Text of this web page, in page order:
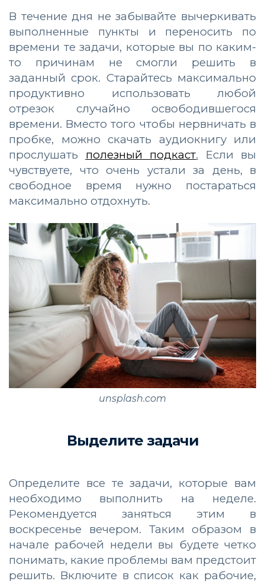
В течение дня не забывайте вычеркивать
выполненные пункты и переносить по
времени те задачи, которые вы по каким-
то причинам не смогли решить в
заданный срок. Старайтесь максимально
продуктивно использовать любой
отрезок случайно освободившегося
времени. Вместо того чтобы нервничать в
пробке, можно скачать аудиокнигу или
прослушать полезный подкаст. Если вы
чувствуете, что очень устали за день, в
свободное время нужно постараться
максимально отдохнуть.
unsplash.com
Выделите задачи
Определите все те задачи, которые вам
необходимо выполнить на неделе.
Рекомендуется заняться этим в
воскресенье вечером. Таким образом в
начале рабочей недели вы будете четко
понимать, какие проблемы вам предстоит
решить. Включите в список как рабочие,